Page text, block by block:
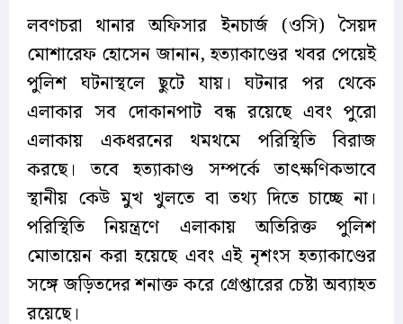
লবণচরা থানার অফিসার ইনচার্জ (ওসি) সৈয়দ
মোশারেফ হোসেন জানান, হত্যাকাণ্ডের খবর পেয়েই
পুলিশ ঘটনাস্থলে ছুটে যায়। ঘটনার পর থেকে
এলাকার সব দোকানপাট বন্ধ রয়েছে এবং পুরো
এলাকায় একধরনের থমথমে পরিস্থিতি বিরাজ
করছে। তবে হত্যাকাণ্ড সম্পর্কে তাৎক্ষণিকভাবে
স্থানীয় কেউ মুখ খুলতে বা তথ্য দিতে চাচ্ছে না।
পরিস্থিতি নিয়ন্ত্রণে এলাকায় অতিরিক্ত পুলিশ
মোতায়েন করা হয়েছে এবং এই নৃশংস হত্যাকাণ্ডের
সঙ্গে জড়িতদের শনাক্ত করে গ্রেপ্তারের চেষ্টা অব্যাহত
রয়েছে।